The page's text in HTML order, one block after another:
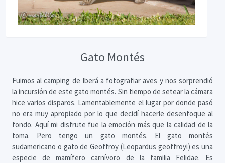
Gato Montés
Fuimos al camping de Iberá a fotografiar aves y nos sorprendió
la incursión de este gato montés. Sin tiempo de setear la cámara
hice varios disparos. Lamentablemente el lugar por donde pasó
no era muy apropiado por lo que decidí hacerle desenfoque al
fondo. Aquí mi disfrute fue la emoción más que la calidad de la
toma. Pero tengo un gato montés. El gato montés
sudamericano o gato de Geoffroy (Leopardus geoffroyi) es una
especie de mamífero carnívoro de la familia Felidae. Es